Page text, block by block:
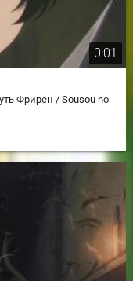
0:01
Фрирен / Sousou no